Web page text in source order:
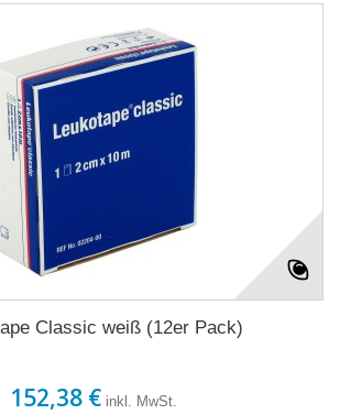
Classic weiß (12er Pack)
152,38 € inkl. MwSt.